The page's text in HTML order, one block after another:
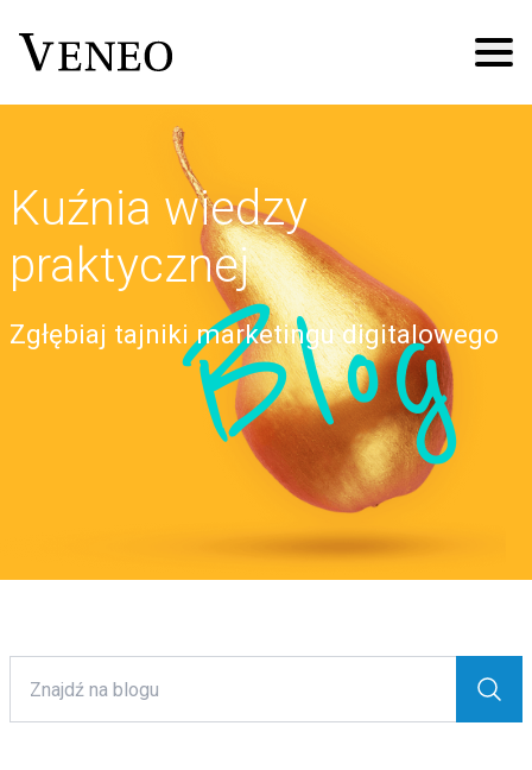
Kuźnia wiedzy
praktycznej
Zgłębiaj tajniki marketingu digitalowego
Blog